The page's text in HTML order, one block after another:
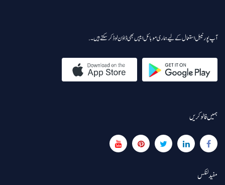
آپ پورٹیبل استعمال کے لیے ہماری موبائل ایپس بھی ڈاؤن لوڈ کر سکتے ہیں۔.
ہمیں فالو کریں
مفید لنکس